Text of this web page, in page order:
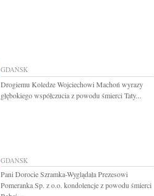
GDAŃSK
Drogiemu Koledze Wojciechowi Machoń wyrazy
głębokiego współczucia z powodu śmierci Taty...
GDAŃSK
Pani Dorocie Szramka-Wyglądała Prezesowi
Pomeranka Sp. z o.o. kondolencje z powodu śmierci